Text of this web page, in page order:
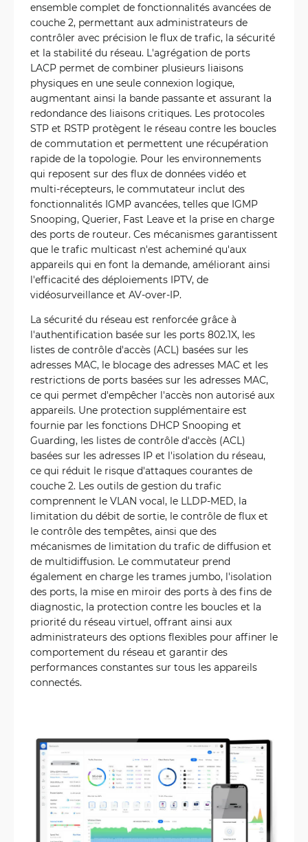
ensemble complet de fonctionnalités avancées de
couche 2, permettant aux administrateurs de
contrôler avec précision le flux de trafic, la sécurité
et la stabilité du réseau. L'agrégation de ports
LACP permet de combiner plusieurs liaisons
physiques en une seule connexion logique,
augmentant ainsi la bande passante et assurant la
redondance des liaisons critiques. Les protocoles
STP et RSTP protègent le réseau contre les boucles
de commutation et permettent une récupération
rapide de la topologie. Pour les environnements
qui reposent sur des flux de données vidéo et
multi-récepteurs, le commutateur inclut des
fonctionnalités IGMP avancées, telles que IGMP
Snooping, Querier, Fast Leave et la prise en charge
des ports de routeur. Ces mécanismes garantissent
que le trafic multicast n'est acheminé qu'aux
appareils qui en font la demande, améliorant ainsi
l'efficacité des déploiements IPTV, de
vidéosurveillance et AV-over-IP.
La sécurité du réseau est renforcée grâce à
l'authentification basée sur les ports 802.1X, les
listes de contrôle d'accès (ACL) basées sur les
adresses MAC, le blocage des adresses MAC et les
restrictions de ports basées sur les adresses MAC,
ce qui permet d'empêcher l'accès non autorisé aux
appareils. Une protection supplémentaire est
fournie par les fonctions DHCP Snooping et
Guarding, les listes de contrôle d'accès (ACL)
basées sur les adresses IP et l'isolation du réseau,
ce qui réduit le risque d'attaques courantes de
couche 2. Les outils de gestion du trafic
comprennent le VLAN vocal, le LLDP-MED, la
limitation du débit de sortie, le contrôle de flux et
le contrôle des tempêtes, ainsi que des
mécanismes de limitation du trafic de diffusion et
de multidiffusion. Le commutateur prend
également en charge les trames jumbo, l'isolation
des ports, la mise en miroir des ports à des fins de
diagnostic, la protection contre les boucles et la
priorité du réseau virtuel, offrant ainsi aux
administrateurs des options flexibles pour affiner le
comportement du réseau et garantir des
performances constantes sur tous les appareils
connectés.